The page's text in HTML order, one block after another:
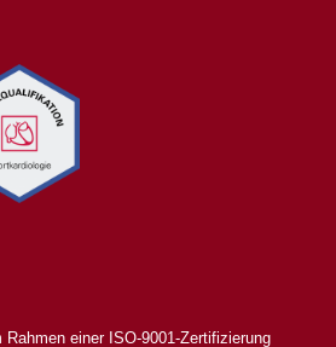
einer ISO-9001-Zertifizierung